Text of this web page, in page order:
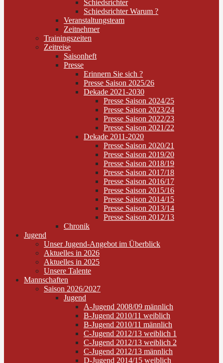
Schiedsrichter
Schiedsrichter Warum ?
Veranstaltungsteam
Zeitnehmer
Trainingszeiten
Zeitreise
Saisonheft
Presse
Erinnern Sie sich ?
Presse Saison 2025/26
Dekade 2021-2030
Presse Saison 2024/25
Presse Saison 2023/24
Presse Saison 2022/23
Presse Saison 2021/22
Dekade 2011-2020
Presse Saison 2020/21
Presse Saison 2019/20
Presse Saison 2018/19
Presse Saison 2017/18
Presse Saison 2016/17
Presse Saison 2015/16
Presse Saison 2014/15
Presse Saison 2013/14
Presse Saison 2012/13
Chronik
Jugend
Unser Jugend-Angebot im Überblick
Aktuelles in 2026
Aktuelles in 2025
Unsere Talente
Mannschaften
Saison 2026/2027
Jugend
A-Jugend 2008/09 männlich
B-Jugend 2010/11 weiblich
B-Jugend 2010/11 männlich
C-Jugend 2012/13 weiblich 1
C-Jugend 2012/13 weiblich 2
C-Jugend 2012/13 männlich
D-Jugend 2014/15 weiblich